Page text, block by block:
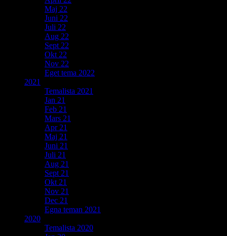
Maj 22
Juni 22
Juli 22
Aug 22
Sept 22
Okt 22
Nov 22
Eget tema 2022
2021
Temalista 2021
Jan 21
Feb 21
Mars 21
Apr 21
Maj 21
Juni 21
Juli 21
Aug 21
Sept 21
Okt 21
Nov 21
Dec 21
Egna teman 2021
2020
Temalista 2020